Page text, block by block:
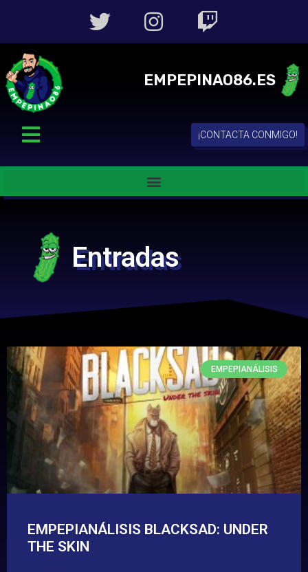
EMPEPINAO86.ES
¡CONTACTA CONMIGO!
Entradas
EMPEPIANÁLISIS
EMPEPIANÁLISIS BLACKSAD: UNDER
THE SKIN